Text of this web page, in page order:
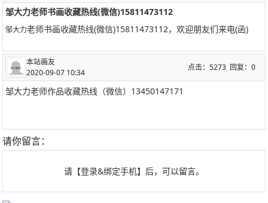
邹大力老师书画收藏热线(微信)15811473112
邹大力老师书画收藏热线(微信)15811473112，欢迎朋友们来电(函)
本站画友
2020-09-07 10:34
点击：5273 回复：0
邹大力老师作品收藏热线（微信）13450147171
请你留言：
请 【登录&绑定手机】 后，可以留言。